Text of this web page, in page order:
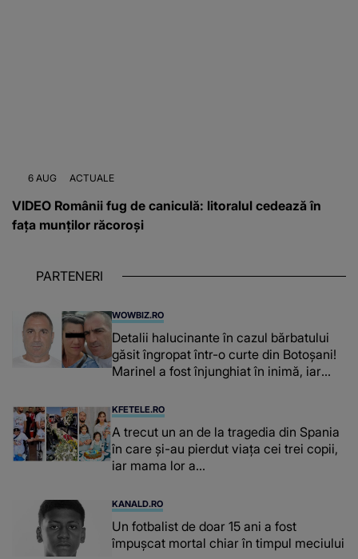
6 AUG ACTUALE
VIDEO Românii fug de caniculă: litoralul cedează în
fața munților răcoroși
PARTENERI
WOWBIZ.RO
Detalii halucinante în cazul bărbatului
găsit îngropat într-o curte din Botoșani!
Marinel a fost înjunghiat în inimă, iar
suspecți
KFETELE.RO
A trecut un an de la tragedia din Spania
în care și-au pierdut viața cei trei copii,
iar mama lor a…
KANALD.RO
Un fotbalist de doar 15 ani a fost
împușcat mortal chiar în timpul meciului